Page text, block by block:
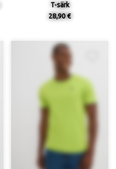
T-särk
28,90 €